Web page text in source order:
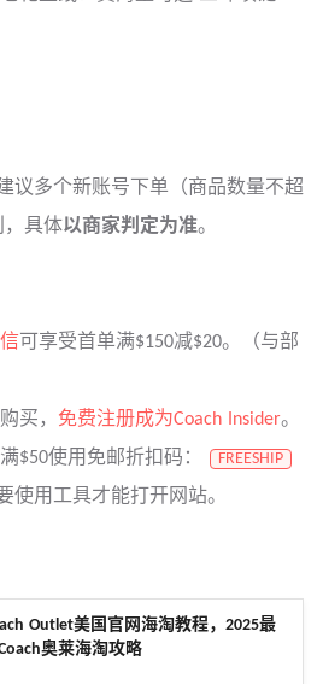
议多个新账号下单（商品数量不超
，具体以商家判定为准。
可享受首单满$150减$20。（与部
买， 免费注册成为Coach Insider。
$50使用免邮折扣码：
FREESHIP
使用工具才能打开网站。
Outlet美国官网海淘教程，2025最
奥莱海淘攻略